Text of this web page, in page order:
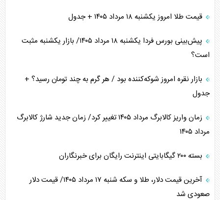
قیمت طلا امروز یکشنبه ۱۸ مرداد ۱۴۰۵ + جدول
پیش‌بینی بورس فردا یکشنبه ۱۸ مرداد ۱۴۰۵/ بازار یکشنبه مثبت
است؟
بازار نقره امروز شوکه‌کننده بود / هر گرم به چند تومان رسید؟ +
جدول
زمان واریز کالابرگ مرداد ۱۴۰۵ تغییر کرد/ زمان جدید شارژ کالابرگ
مرداد ۱۴۰۵
بسته ۲۰۰ گیگابایتی اینترنت رایگان برای خبرنگاران
آخرین قیمت دلار، طلا و سکه شنبه ۱۷ مرداد ۱۴۰۵/ قیمت دلار
صعودی شد